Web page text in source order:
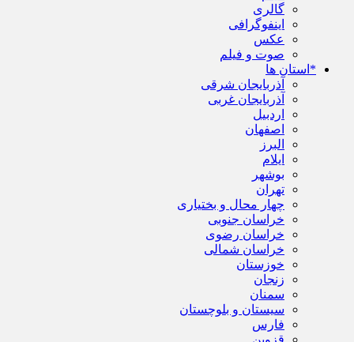
گالری
اینفوگرافی
عکس
صوت و فیلم
*استان ها
آذربایجان شرقی
آذربایجان غربی
اردبیل
اصفهان
البرز
ایلام
بوشهر
تهران
چهار محال و بختیاری
خراسان جنوبی
خراسان رضوی
خراسان شمالی
خوزستان
زنجان
سمنان
سیستان و بلوچستان
فارس